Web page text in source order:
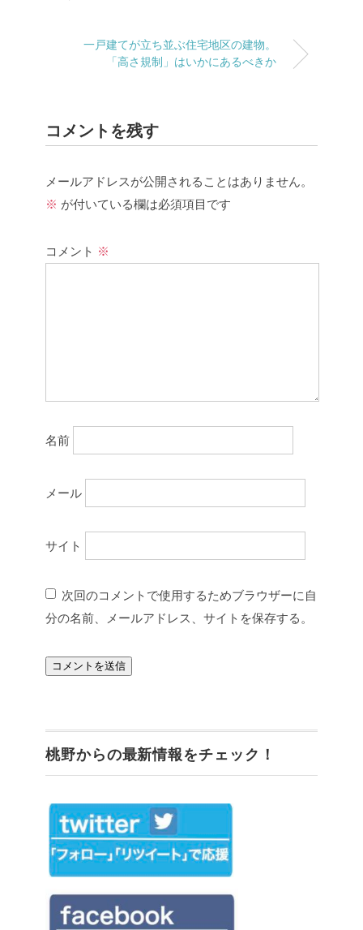
一戸建てが立ち並ぶ住宅地区の建物。
「高さ規制」はいかにあるべきか
コメントを残す
メールアドレスが公開されることはありません。
※ が付いている欄は必須項目です
コメント ※
名前
メール
サイト
次回のコメントで使用するためブラウザーに自
分の名前、メールアドレス、サイトを保存する。
桃野からの最新情報をチェック！